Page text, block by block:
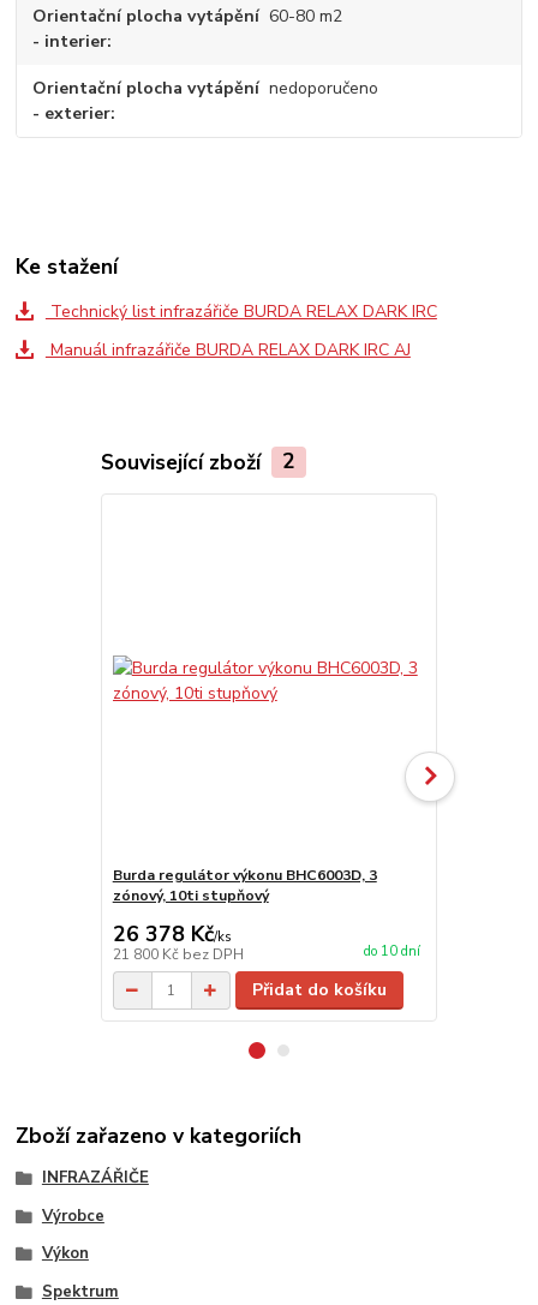
Orientační plocha vytápění
- interier
60-80 m2
Orientační plocha vytápění
- exterier
nedoporučeno
Ke stažení
Technický list infrazářiče BURDA RELAX DARK IRC
Manuál infrazářiče BURDA RELAX DARK IRC AJ
Související zboží 2
Burda regulátor výkonu BHC6003D, 3
zónový, 10ti stupňový
26 378 Kč/ks
21 800 Kč bez DPH do 10 dní
Přidat do košíku
Zboží zařazeno v kategoriích
INFRAZÁŘIČE
Výrobce
Výkon
Spektrum